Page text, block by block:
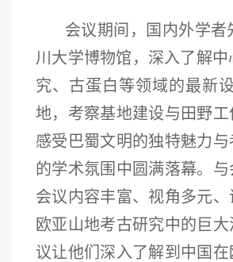
会议期间，国内外学
川大学博物馆，深入了解
究、古蛋白等领域的最新
地，考察基地建设与田野
感受巴蜀文明的独特魅力
的学术氛围中圆满落幕。
会议内容丰富、视角多元
欧亚山地考古研究中的巨
议让他们深入了解到中国